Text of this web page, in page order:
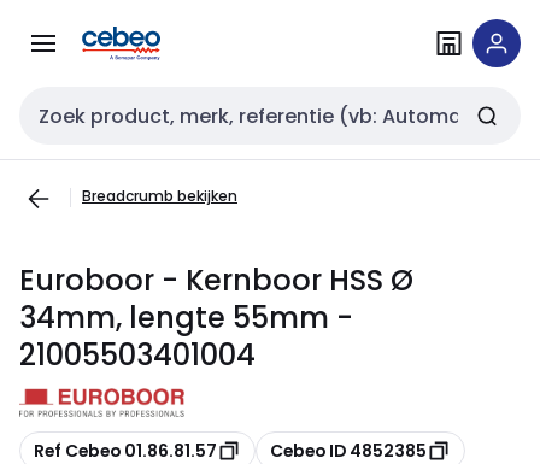
naar
naar
Zoekveld invoer
Breadcrumb bekijken
Euroboor - Kernboor HSS Ø
34mm, lengte 55mm -
21005503401004
Kopiëren
Ref Cebeo 01.86.81.57 Kopiëren
Cebeo ID 4852385